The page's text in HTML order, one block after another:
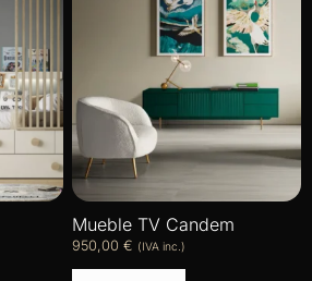
Mueble TV Candem
950,00 € (IVA inc.)